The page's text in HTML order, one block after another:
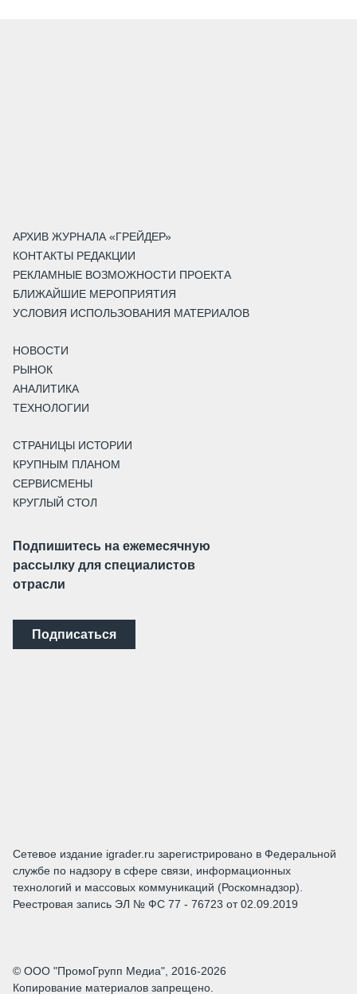
АРХИВ ЖУРНАЛА «ГРЕЙДЕР»
КОНТАКТЫ РЕДАКЦИИ
РЕКЛАМНЫЕ ВОЗМОЖНОСТИ ПРОЕКТА
БЛИЖАЙШИЕ МЕРОПРИЯТИЯ
УСЛОВИЯ ИСПОЛЬЗОВАНИЯ МАТЕРИАЛОВ
НОВОСТИ
РЫНОК
АНАЛИТИКА
ТЕХНОЛОГИИ
СТРАНИЦЫ ИСТОРИИ
КРУПНЫМ ПЛАНОМ
СЕРВИСМЕНЫ
КРУГЛЫЙ СТОЛ
Подпишитесь на ежемесячную
рассылку для специалистов
отрасли
Подписаться
Сетевое издание igrader.ru зарегистрировано в Федеральной
службе по надзору в сфере связи, информационных
технологий и массовых коммуникаций (Роскомнадзор).
Реестровая запись ЭЛ № ФС 77 - 76723 от 02.09.2019
© ООО "ПромоГрупп Медиа", 2016-2026
Копирование материалов запрещено.